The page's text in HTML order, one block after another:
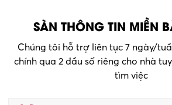
SÀN THÔNG TIN MIỀN
Chúng tôi hỗ trợ liên tục 7 ngày/
chính qua 2 đầu số riêng cho nhà
tìm việc